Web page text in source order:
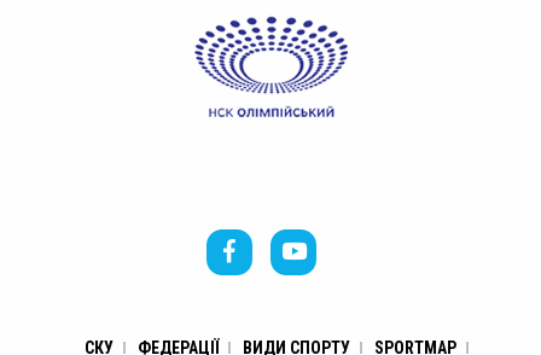
СКУ ФЕДЕРАЦІЇ ВИДИ СПОРТУ SPORTMAP